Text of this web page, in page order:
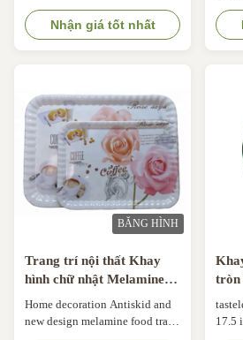
And Daily Necessities Overview
Essential details Place of Origin:
Jiangxi Brand Name: Dongxin
Serving Tray Style: Luxury
OEM/ODM: Welocme Color:
Customized Color Shape ...
Nhận giá tốt nhất
BĂNG HÌNH
Trang trí nội thất Khay
hình chữ nhật Melamine,
Khay đựng thức ăn
Melamine có Tay cầm
Home decoration Antiskid and
new design melamine food tray
tròn
trí
17.5